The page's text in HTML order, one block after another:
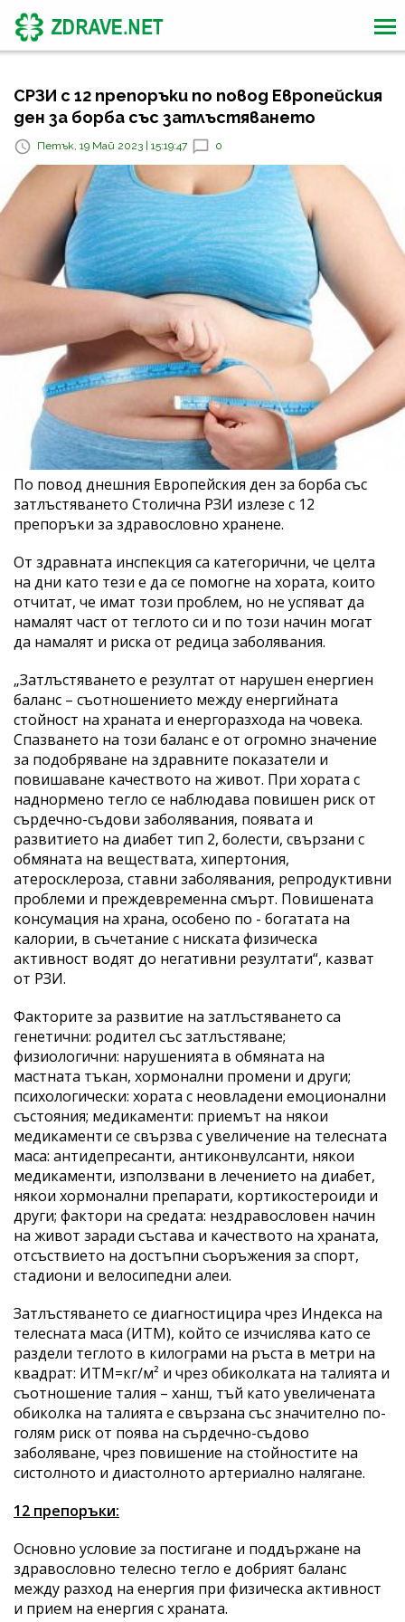
СРЗИ с 12 препоръки по повод Европейския
ден за борба със затлъстяването
Петък, 19 Май 2023 | 15:19:47 0
По повод днешния Европейския ден за борба със
затлъстяването Столична РЗИ излезе с 12
препоръки за здравословно хранене.
От здравната инспекция са категорични, че целта
на дни като тези е да се помогне на хората, които
отчитат, че имат този проблем, но не успяват да
намалят част от теглото си и по този начин могат
да намалят и риска от редица заболявания.
„Затлъстяването е резултат от нарушен енергиен
баланс – съотношението между енергийната
стойност на храната и енергоразхода на човека.
Спазването на този баланс е от огромно значение
за подобряване на здравните показатели и
повишаване качеството на живот. При хората с
наднормено тегло се наблюдава повишен риск от
сърдечно-съдови заболявания, появата и
развитието на диабет тип 2, болести, свързани с
обмяната на веществата, хипертония,
атеросклероза, ставни заболявания, репродуктивни
проблеми и преждевременна смърт. Повишената
консумация на храна, особено по - богатата на
калории, в съчетание с ниската физическа
активност водят до негативни резултати“, казват
от РЗИ.
Факторите за развитие на затлъстяването са
генетични: родител със затлъстяване;
физиологични: нарушенията в обмяната на
мастната тъкан, хормонални промени и други;
психологически: хората с неовладени емоционални
състояния; медикаменти: приемът на някои
медикаменти се свързва с увеличение на телесната
маса: антидепресанти, антиконвулсанти, някои
медикаменти, използвани в лечението на диабет,
някои хормонални препарати, кортикостероиди и
други; фактори на средата: нездравословен начин
на живот заради състава и качеството на храната,
отсъствието на достъпни съоръжения за спорт,
стадиони и велосипедни алеи.
Затлъстяването се диагностицира чрез Индекса на
телесната маса (ИТМ), който се изчислява като се
раздели теглото в килограми на ръста в метри на
квадрат: ИТМ=кг/м² и чрез обиколката на талията и
съотношение талия – ханш, тъй като увеличената
обиколка на талията е свързана със значително по-
голям риск от поява на сърдечно-съдово
заболяване, чрез повишение на стойностите на
систолното и диастолното артериално налягане.
12 препоръки:
Основно условие за постигане и поддържане на
здравословно телесно тегло е добрият баланс
между разход на енергия при физическа активност
и прием на енергия с храната.